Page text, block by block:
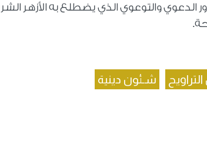
الدعوي والتوعوي الذي يضطلع به الأزهر
شـئون دينية